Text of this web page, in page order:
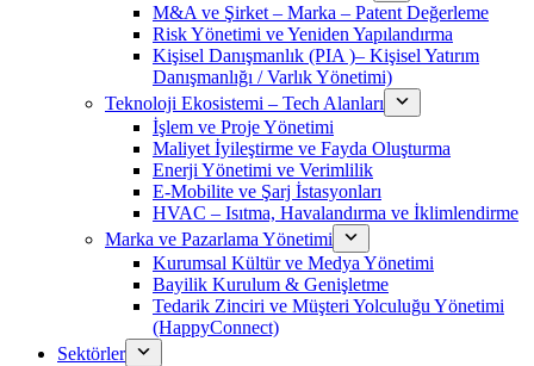
M&A ve Şirket – Marka – Patent Değerleme
Risk Yönetimi ve Yeniden Yapılandırma
Kişisel Danışmanlık (PIA )– Kişisel Yatırım
Danışmanlığı / Varlık Yönetimi)
Teknoloji Ekosistemi – Tech Alanları
İşlem ve Proje Yönetimi
Maliyet İyileştirme ve Fayda Oluşturma
Enerji Yönetimi ve Verimlilik
E-Mobilite ve Şarj İstasyonları
HVAC – Isıtma, Havalandırma ve İklimlendirme
Marka ve Pazarlama Yönetimi
Kurumsal Kültür ve Medya Yönetimi
Bayilik Kurulum & Genişletme
Tedarik Zinciri ve Müşteri Yolculuğu Yönetimi
(HappyConnect)
Sektörler